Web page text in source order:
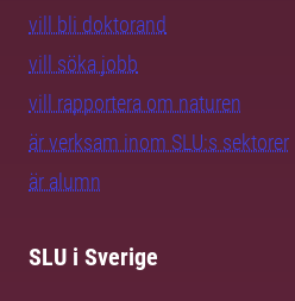
vill bli doktorand
vill söka jobb
vill rapportera om naturen
är verksam inom SLU:s sektorer
är alumn
SLU i Sverige